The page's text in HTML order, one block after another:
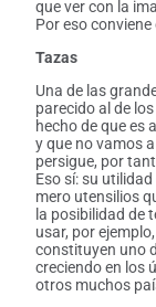
que ver con la
Por eso
Tazas
Una de las
parecido al de
hecho de que es
y que no vamos
persigue, por
Eso sí: su
mero utensilios
la posibilidad de
usar, por
constituyen uno
creciendo en los
otros muchos